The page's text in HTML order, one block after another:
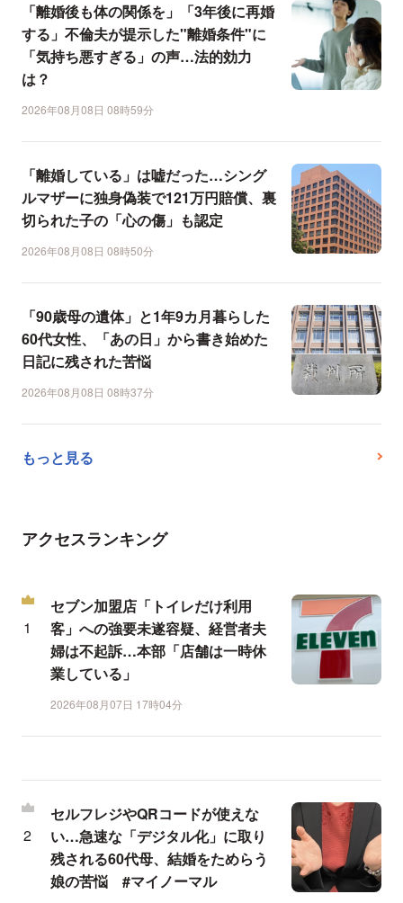
「離婚後も体の関係を」「3年後に再婚
する」不倫夫が提示した"離婚条件"に
「気持ち悪すぎる」の声…法的効力
は？
2026年08月08日 08時59分
「離婚している」は嘘だった…シング
ルマザーに独身偽装で121万円賠償、裏
切られた子の「心の傷」も認定
2026年08月08日 08時50分
「90歳母の遺体」と1年9カ月暮らした
60代女性、「あの日」から書き始めた
日記に残された苦悩
2026年08月08日 08時37分
もっと見る
アクセスランキング
セブン加盟店「トイレだけ利用
客」への強要未遂容疑、経営者夫
婦は不起訴…本部「店舗は一時休
業している」
2026年08月07日 17時04分
セルフレジやQRコードが使えな
い…急速な「デジタル化」に取り
残される60代母、結婚をためらう
娘の苦悩 #マイノーマル